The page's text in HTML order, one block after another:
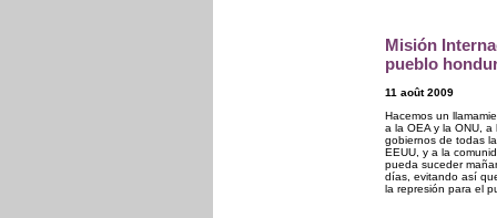
Misión
pueblo
11 août 2009
Hacemos un
a la OEA y la ONU,
gobiernos de todas
EEUU, y a la
pueda suceder
días, evitando así
la represión para el